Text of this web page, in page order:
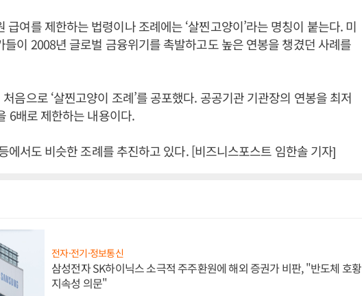
급여를 제한하는 법령이나 조례에는 ‘살찐고양이’라는 명칭이 붙는다. 미
들이 2008년 글로벌 금융위기를 촉발하고도 높은 연봉을 챙겼던 사례를
음으로 ‘살찐고양이 조례’를 공포했다. 공공기관 기관장의 연봉을 최저
6배로 제한하는 내용이다.
에서도 비슷한 조례를 추진하고 있다. [비즈니스포스트 임한솔 기자]
전자·전기·정보통신
삼성전자 SK하이닉스 소극적 주주환원에 해외 증권가 비판, "반도체 호황
지속성 의문"